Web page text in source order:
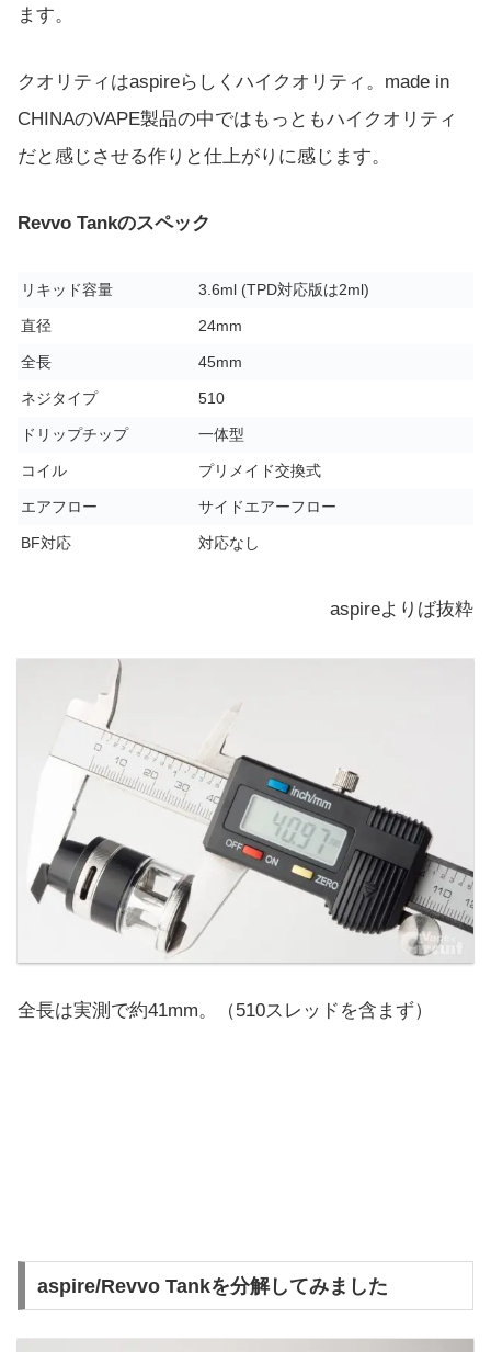
ます。
クオリティはaspireらしくハイクオリティ。made in
CHINAのVAPE製品の中ではもっともハイクオリティ
だと感じさせる作りと仕上がりに感じます。
Revvo Tankのスペック
リキッド容量 3.6ml (TPD対応版は2ml)
直径 24mm
全長 45mm
ネジタイプ 510
ドリップチップ 一体型
コイル プリメイド交換式
エアフロー サイドエアーフロー
BF対応 対応なし
aspireよりば抜粋
全長は実測で約41mm。（510スレッドを含まず）
aspire/Revvo Tankを分解してみました